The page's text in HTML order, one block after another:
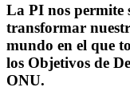
La PI nos permite
transformar
mundo en el que
los Objetivos de
ONU.